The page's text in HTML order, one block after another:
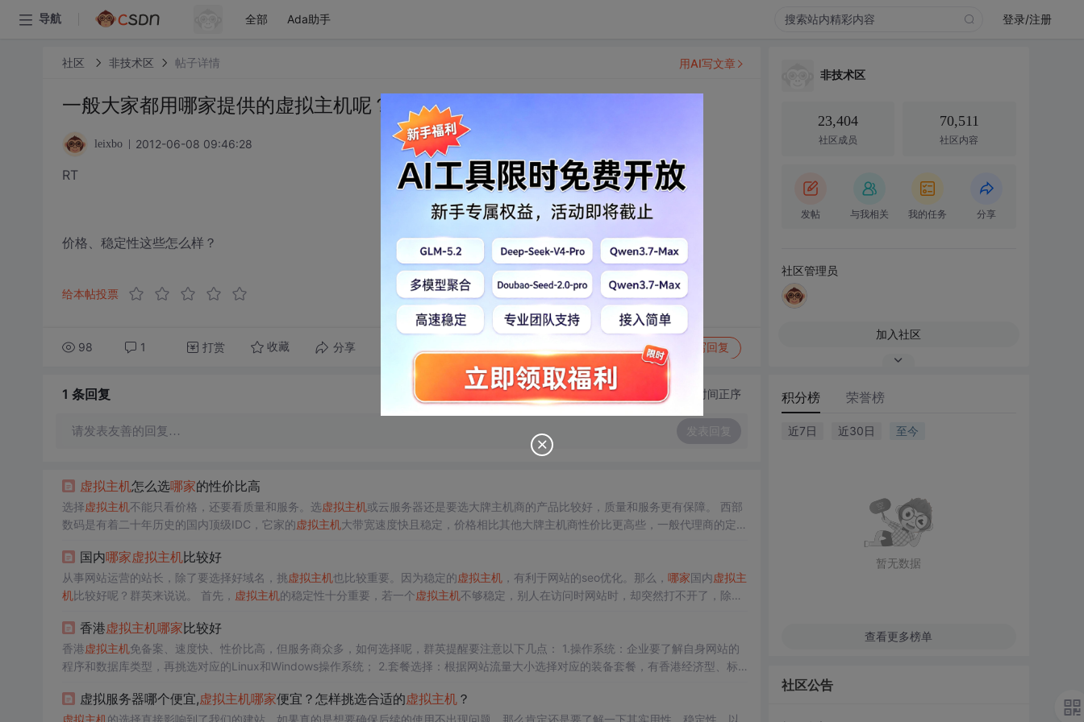
导航 全部 Ada助手 登录/注册
社区 非技术区 帖子详情
一般大家都用哪家提供的虚拟主机呢？
leixbo 2012-06-08 09:46:28
RT
价格、稳定性这些怎么样？
给本帖投票
98 1 打赏 收藏 分享 写回复
用AI写文章
1 条回复 切换为时间正序
请发表友善的回复… 发表回复
虚拟主机怎么选哪家的性价比高
选择虚拟主机不能只看价格，还要看质量和服务。选虚拟主机或云服务器还是要选大牌主机商的产品比较好，质量和服务更有保障。 西部
数码是有着二十年历史的国内顶级IDC，它家的虚拟主机大带宽速度快且稳定，价格相比其他大牌主机商性价比更高些，一般代理商的定价
国内哪家虚拟主机比较好
从事网站运营的站长，除了要选择好域名，挑虚拟主机也比较重要。因为稳定的虚拟主机，有利于网站的seo优化。那么， 哪家国内虚拟主
机比较好呢？群英来说说。 首先， 虚拟主机的稳定性十分重要，若一个虚拟主机不够稳定，别人在访问时网站时，却突然打不开了，除了
网站出现了问题，需得到服务商及...
香港虚拟主机哪家比较好
香港虚拟主机免备案、速度快、性价比高，但服务商众多，如何选择呢，群英提醒要注意以下几点： 1.操作系统：企业要了解自身网站的
程序和数据库类型，再挑选对应的Linux和Windows操作系统； 2.套餐选择：根据网站流量大小选择对应的装备套餐，有香港经济型、标
测试：亲测I...
虚拟服务器哪个便宜,虚拟主机哪家便宜？怎样挑选合适的虚拟主机？
虚拟主机 的选择直接影响到了我们的建站，如果真的是想要确保后续的使用不出现问题，那么肯定还是要了解一下其实用性、稳定性，以
非技术区
23,404
社区成员
70,511
社区内容
发帖 与我相关 我的任务 分享
社区管理员
加入社区
积分榜 荣誉榜
近7日 近30日 至今
暂无数据
查看更多榜单
社区公告